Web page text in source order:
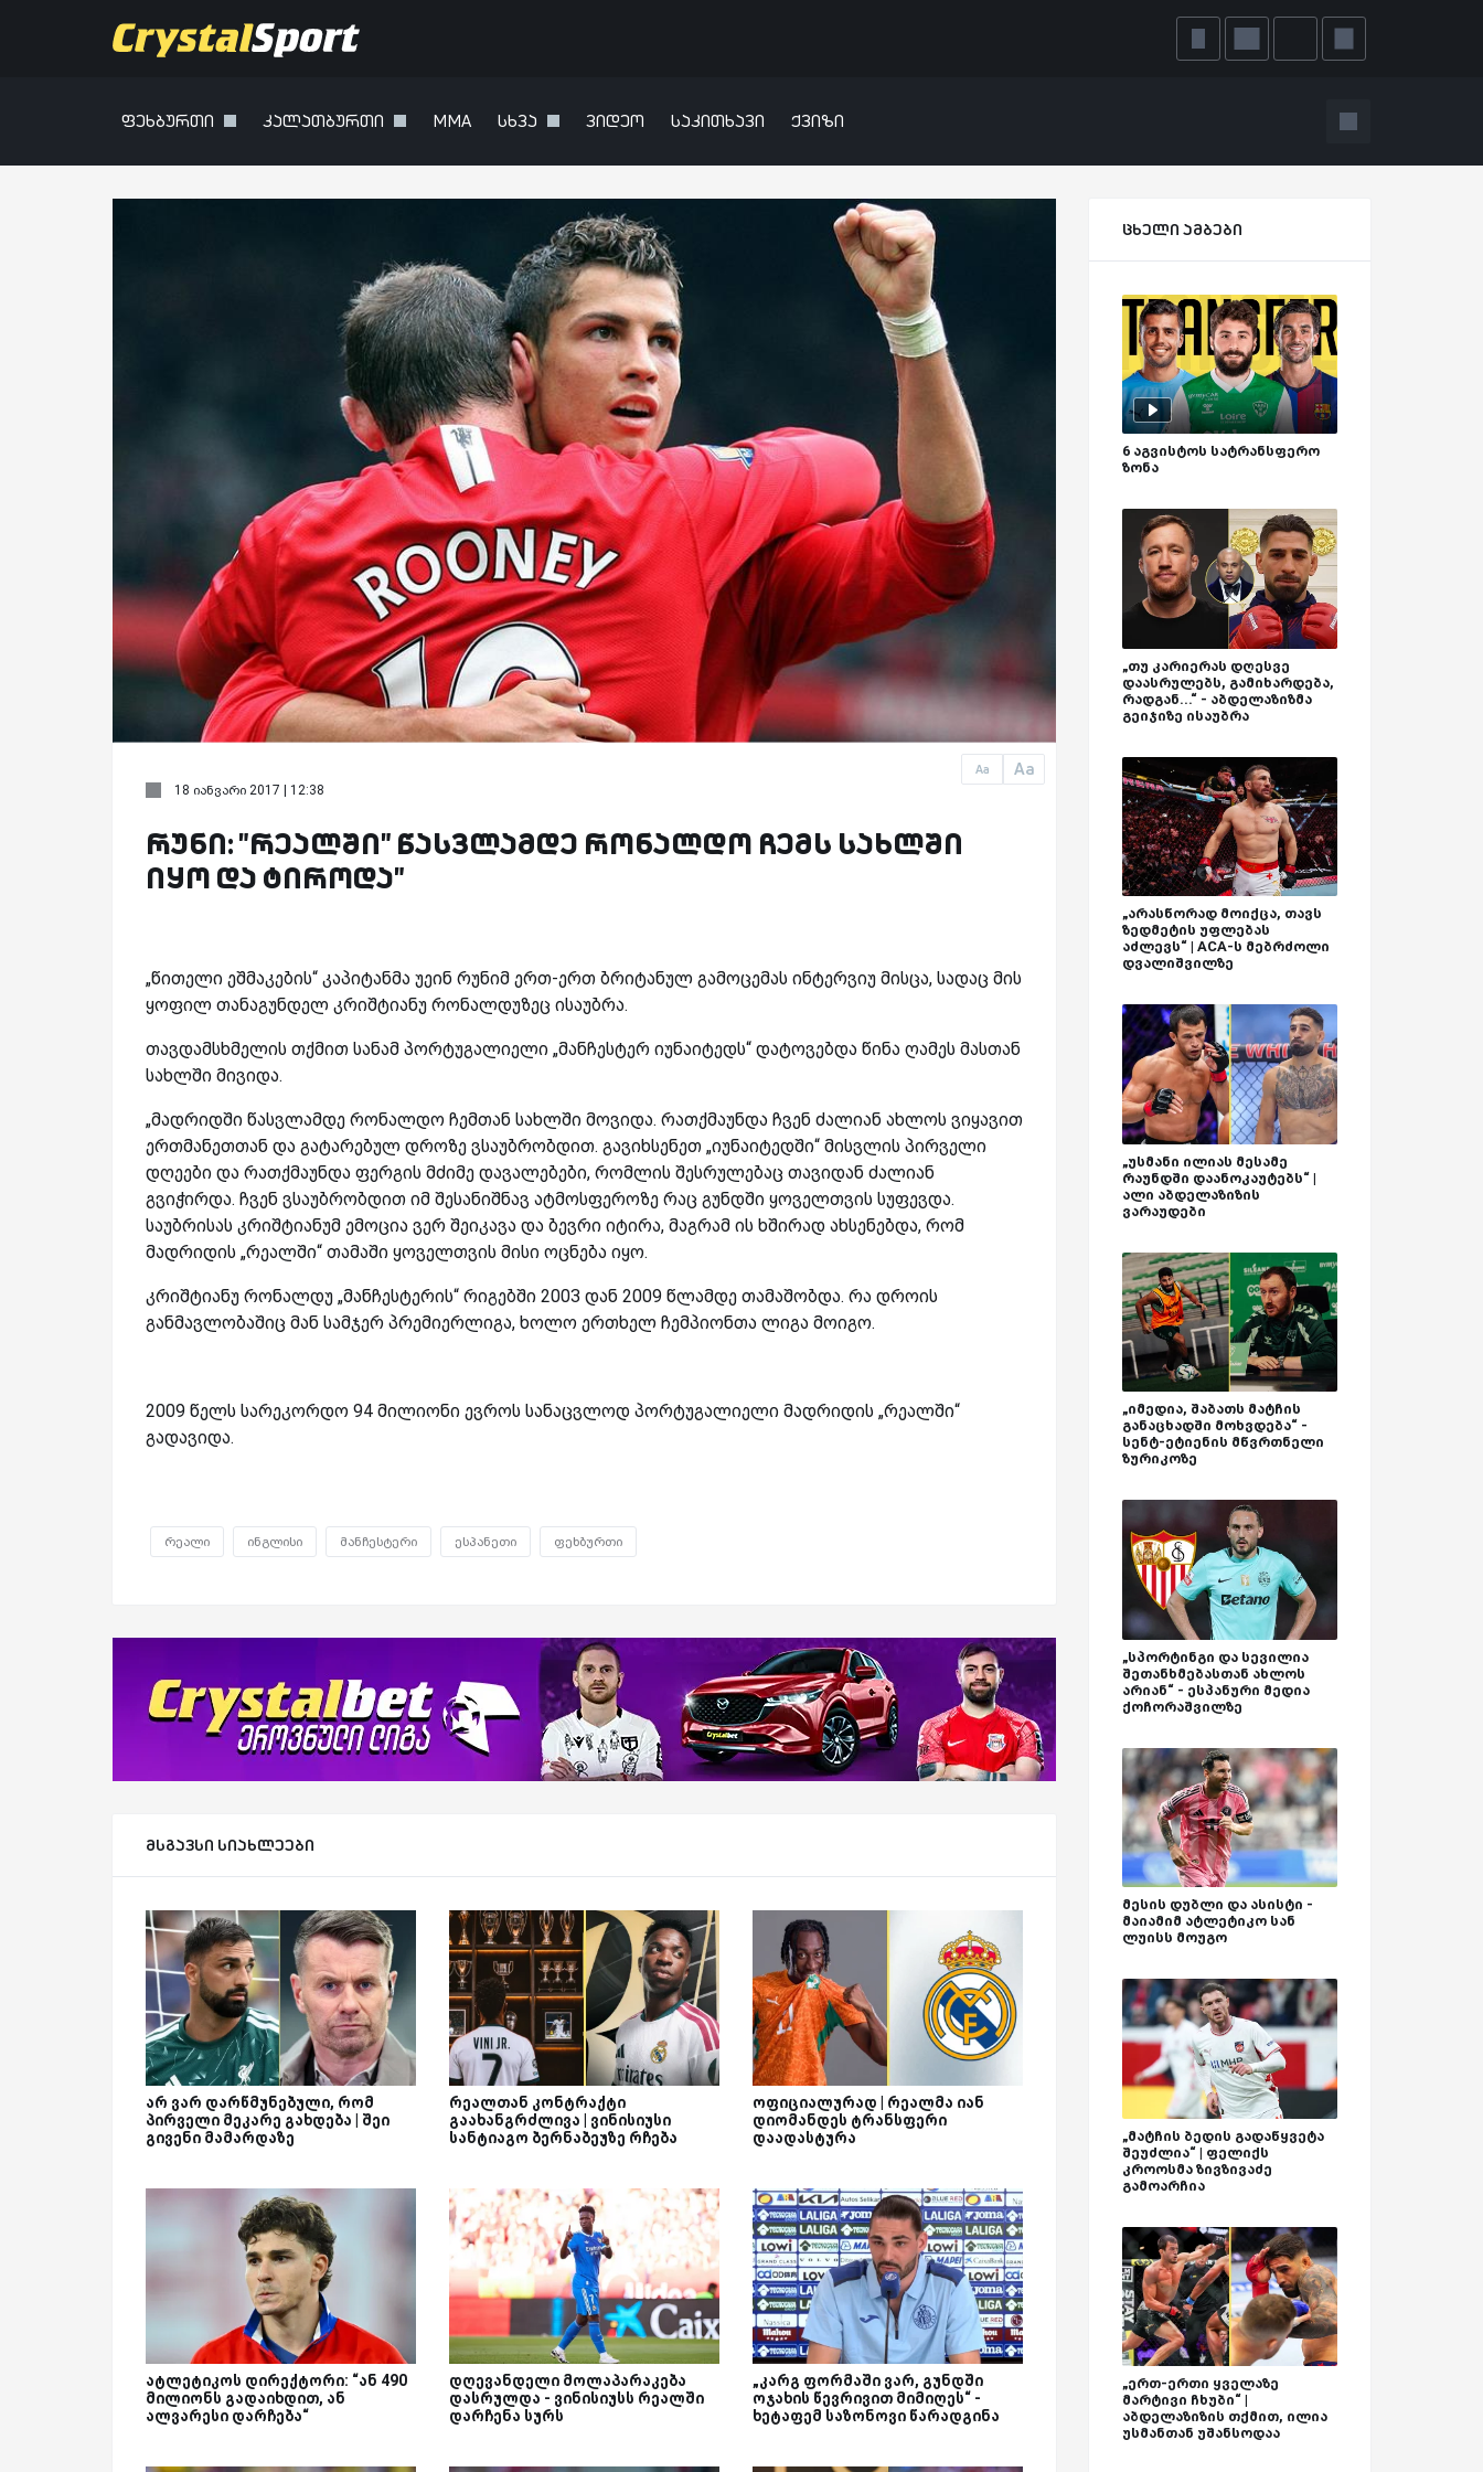
ფეხბურთი კალათბურთი MMA სხვა ვიდეო საკითხავი ქვიზი
Aa Aa
18 იანვარი 2017 | 12:38
რუნი: "რეალში" წასვლამდე რონალდო ჩემს სახლში
იყო და ტიროდა"
„წითელი ეშმაკების“ კაპიტანმა უეინ რუნიმ ერთ-ერთ ბრიტანულ გამოცემას ინტერვიუ მისცა, სადაც მის
ყოფილ თანაგუნდელ კრიშტიანუ რონალდუზეც ისაუბრა.
თავდამსხმელის თქმით სანამ პორტუგალიელი „მანჩესტერ იუნაიტედს“ დატოვებდა წინა ღამეს მასთან
სახლში მივიდა.
„მადრიდში წასვლამდე რონალდო ჩემთან სახლში მოვიდა. რათქმაუნდა ჩვენ ძალიან ახლოს ვიყავით
ერთმანეთთან და გატარებულ დროზე ვსაუბრობდით. გავიხსენეთ „იუნაიტედში“ მისვლის პირველი
დღეები და რათქმაუნდა ფერგის მძიმე დავალებები, რომლის შესრულებაც თავიდან ძალიან
გვიჭირდა. ჩვენ ვსაუბრობდით იმ შესანიშნავ ატმოსფეროზე რაც გუნდში ყოველთვის სუფევდა.
საუბრისას კრიშტიანუმ ემოცია ვერ შეიკავა და ბევრი იტირა, მაგრამ ის ხშირად ახსენებდა, რომ
მადრიდის „რეალში“ თამაში ყოველთვის მისი ოცნება იყო.
კრიშტიანუ რონალდუ „მანჩესტერის“ რიგებში 2003 დან 2009 წლამდე თამაშობდა. რა დროის
განმავლობაშიც მან სამჯერ პრემიერლიგა, ხოლო ერთხელ ჩემპიონთა ლიგა მოიგო.
2009 წელს სარეკორდო 94 მილიონი ევროს სანაცვლოდ პორტუგალიელი მადრიდის „რეალში“
გადავიდა.
რეალი ინგლისი მანჩესტერი ესპანეთი ფეხბურთი
მსგავსი სიახლეები
არ ვარ დარწმუნებული, რომ
პირველი მეკარე გახდება | შეი
გივენი მამარდაზე
რეალთან კონტრაქტი
გაახანგრძლივა | ვინისიუსი
სანტიაგო ბერნაბეუზე რჩება
ოფიციალურად | რეალმა იან
დიომანდეს ტრანსფერი
დაადასტურა
ატლეტიკოს დირექტორი: “ან 490
მილიონს გადაიხდით, ან
ალვარესი დარჩება“
დღევანდელი მოლაპარაკება
დასრულდა - ვინისიუსს რეალში
დარჩენა სურს
„კარგ ფორმაში ვარ, გუნდში
ოჯახის წევრივით მიმიღეს“ -
ხეტაფემ საზონოვი წარადგინა
ცხელი ამბები
6 აგვისტოს სატრანსფერო
ზონა
„თუ კარიერას დღესვე
დაასრულებს, გამიხარდება,
რადგან...“ - აბდელაზიზმა
გეიჯიზე ისაუბრა
„არასწორად მოიქცა, თავს
ზედმეტის უფლებას
აძლევს“ | ACA-ს მებრძოლი
დვალიშვილზე
„უსმანი ილიას მესამე
რაუნდში დაანოკაუტებს“ |
ალი აბდელაზიზის
ვარაუდები
„იმედია, შაბათს მატჩის
განაცხადში მოხვდება“ -
სენტ-ეტიენის მწვრთნელი
ზურიკოზე
„სპორტინგი და სევილია
შეთანხმებასთან ახლოს
არიან“ - ესპანური მედია
ქოჩორაშვილზე
მესის დუბლი და ასისტი -
მაიამიმ ატლეტიკო სან
ლუისს მოუგო
„მატჩის ბედის გადაწყვეტა
შეუძლია“ | ფელიქს
კროოსმა ზივზივაძე
გამოარჩია
„ერთ-ერთი ყველაზე
მარტივი ჩხუბი“ |
აბდელაზიზის თქმით, ილია
უსმანთან უშანსოდაა